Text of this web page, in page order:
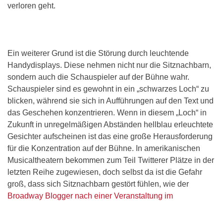
verloren geht.
Ein weiterer Grund ist die Störung durch leuchtende
Handydisplays. Diese nehmen nicht nur die Sitznachbarn,
sondern auch die Schauspieler auf der Bühne wahr.
Schauspieler sind es gewohnt in ein „schwarzes Loch“ zu
blicken, während sie sich in Aufführungen auf den Text und
das Geschehen konzentrieren. Wenn in diesem „Loch“ in
Zukunft in unregelmäßigen Abständen hellblau erleuchtete
Gesichter aufscheinen ist das eine große Herausforderung
für die Konzentration auf der Bühne. In amerikanischen
Musicaltheatern bekommen zum Teil Twitterer Plätze in der
letzten Reihe zugewiesen, doch selbst da ist die Gefahr
groß, dass sich Sitznachbarn gestört fühlen, wie der
Broadway Blogger nach einer Veranstaltung im